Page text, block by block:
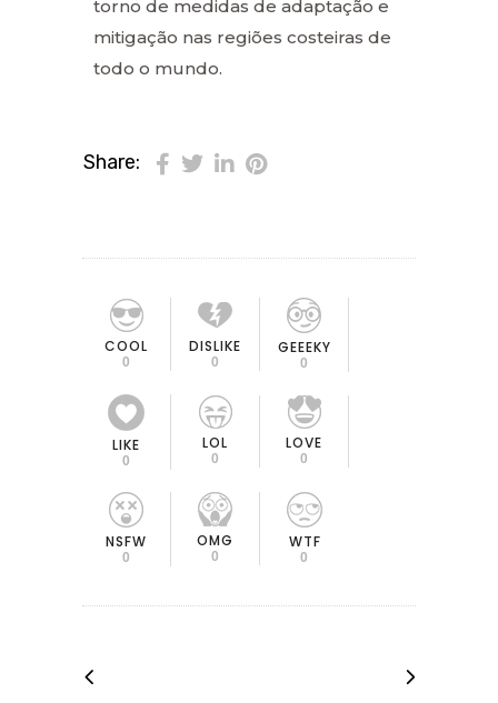
torno de medidas de adaptação e
mitigação nas regiões costeiras de
todo o mundo.
Share:
COOL
0
DISLIKE
0
GEEEKY
0
LIKE
0
LOL
0
LOVE
0
NSFW
0
OMG
0
WTF
0